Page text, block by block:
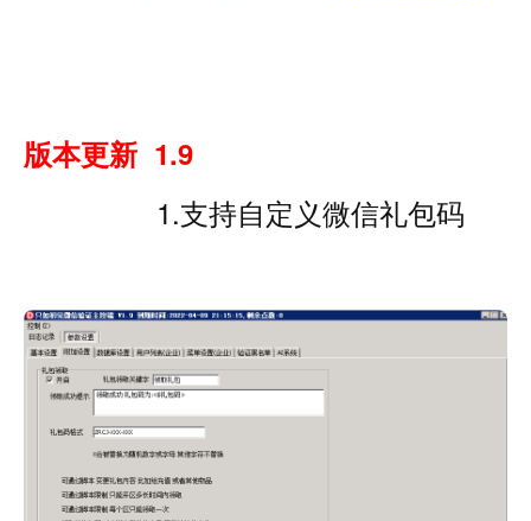
版本更新 1.9
1.支持自定义微信礼包码